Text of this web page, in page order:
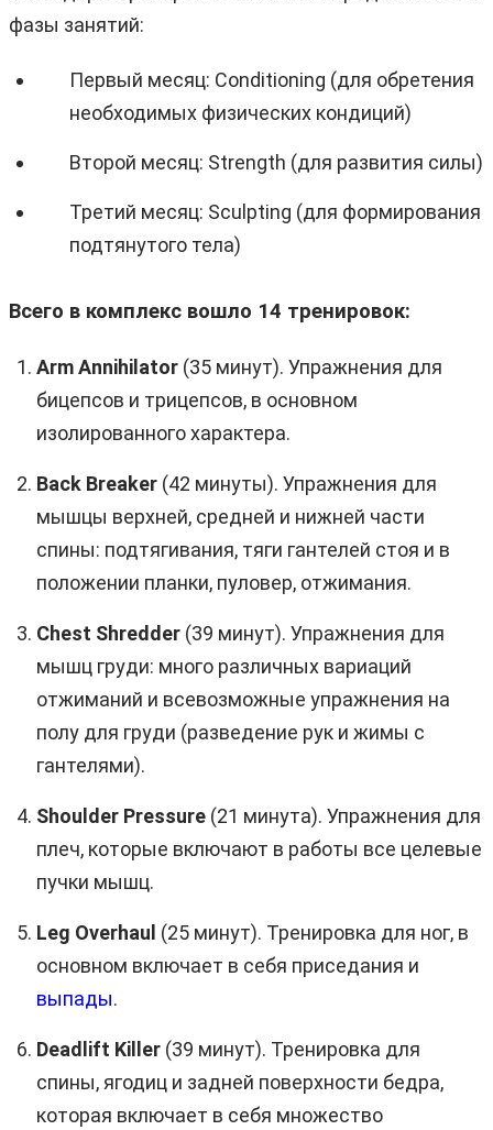
фазы занятий:
Первый месяц: Conditioning (для обретения
необходимых физических кондиций)
Второй месяц: Strength (для развития силы)
Третий месяц: Sculpting (для формирования
подтянутого тела)
Всего в комплекс вошло 14 тренировок:
Arm Annihilator (35 минут). Упражнения для
бицепсов и трицепсов, в основном
изолированного характера.
Back Breaker (42 минуты). Упражнения для
мышцы верхней, средней и нижней части
спины: подтягивания, тяги гантелей стоя и в
положении планки, пуловер, отжимания.
Chest Shredder (39 минут). Упражнения для
мышц груди: много различных вариаций
отжиманий и всевозможные упражнения на
полу для груди (разведение рук и жимы с
гантелями).
Shoulder Pressure (21 минута). Упражнения для
плеч, которые включают в работы все целевые
пучки мышц.
Leg Overhaul (25 минут). Тренировка для ног, в
основном включает в себя приседания и
выпады.
Deadlift Killer (39 минут). Тренировка для
спины, ягодиц и задней поверхности бедра,
которая включает в себя множество